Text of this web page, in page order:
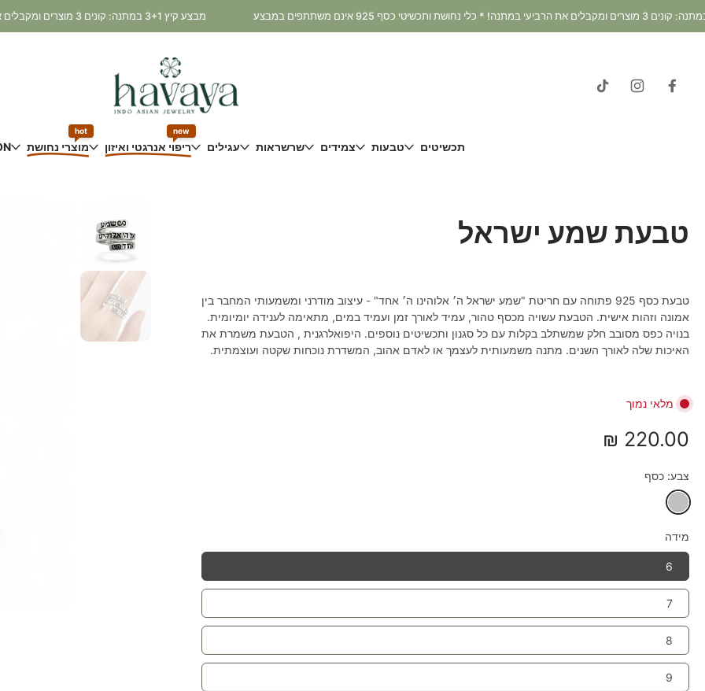
דלג
מבצע קיץ 3+1 במתנה: קונים 3 מוצרים ומקבלים את הרביעי במתנה! * כלי נחושת ותכשיטי כסף 925 אינם משתתפים במבצע
תכשיטים טבעות צמידים שרשראות עגילים ריפוי אנרגטי ואיזון
new
מוצרי נחושת
hot
טבעת שמע ישראל
טבעת כסף 925 פתוחה עם חריטת "שמע ישראל ה׳ אלוהינו ה׳ אחד" - עיצוב מודרני ומשמעותי המחבר בין
אמונה וזהות אישית. הטבעת עשויה מכסף טהור, עמיד לאורך זמן ועמיד במים, מתאימה לענידה יומיומית.
בנויה כפס מסובב חלק שמשתלב בקלות עם כל סגנון ותכשיטים נוספים. היפואלרגנית , הטבעת משמרת את
האיכות שלה לאורך השנים. מתנה משמעותית לעצמך או לאדם אהוב, המשדרת נוכחות שקטה ועוצמתית.
מלאי נמוך
220.00 ₪
צבע: כסף
מידה
6
7
8
9